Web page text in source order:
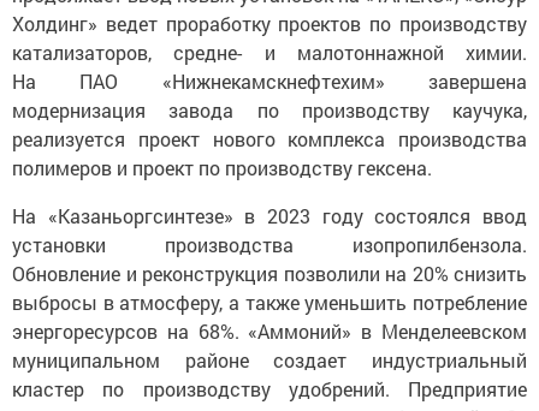
Холдинг» ведет проработку проектов по производству
катализаторов, средне- и малотоннажной химии.
На ПАО «Нижнекамскнефтехим» завершена
модернизация завода по производству каучука,
реализуется проект нового комплекса производства
полимеров и проект по производству гексена.
На «Казаньоргсинтезе» в 2023 году состоялся ввод
установки производства изопропилбензола.
Обновление и реконструкция позволили на 20% снизить
выбросы в атмосферу, а также уменьшить потребление
энергоресурсов на 68%. «Аммоний» в Менделеевском
муниципальном районе создает индустриальный
кластер по производству удобрений. Предприятие